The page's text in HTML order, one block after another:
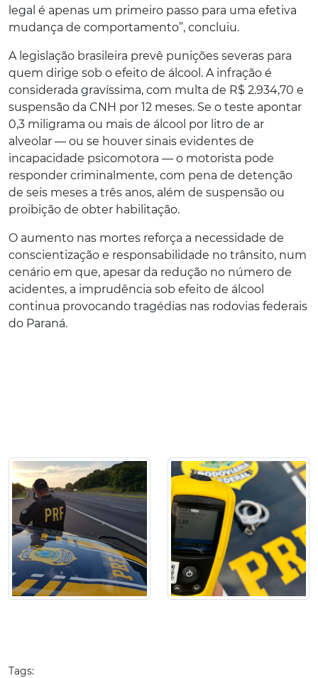
legal é apenas um primeiro passo para uma efetiva
mudança de comportamento”, concluiu.
A legislação brasileira prevê punições severas para
quem dirige sob o efeito de álcool. A infração é
considerada gravíssima, com multa de R$ 2.934,70 e
suspensão da CNH por 12 meses. Se o teste apontar
0,3 miligrama ou mais de álcool por litro de ar
alveolar — ou se houver sinais evidentes de
incapacidade psicomotora — o motorista pode
responder criminalmente, com pena de detenção
de seis meses a três anos, além de suspensão ou
proibição de obter habilitação.
O aumento nas mortes reforça a necessidade de
conscientização e responsabilidade no trânsito, num
cenário em que, apesar da redução no número de
acidentes, a imprudência sob efeito de álcool
continua provocando tragédias nas rodovias federais
do Paraná.
Tags: